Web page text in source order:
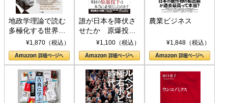
地政学理論で読む
多極化する世界：
トランプとBRICS
の挑戦
¥1,870（税込）
誰が日本を降伏さ
せたか 原爆投
下、ソ連参戦、そ
して聖断 (PHP新
書)
¥1,100（税込）
農業ビジネス
¥1,848（税込）